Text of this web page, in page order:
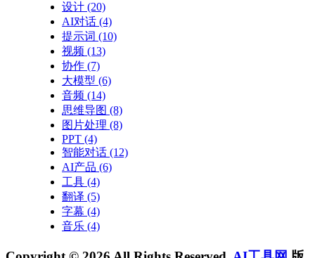
设计 (20)
AI对话 (4)
提示词 (10)
视频 (13)
协作 (7)
大模型 (6)
音频 (14)
思维导图 (8)
图片处理 (8)
PPT (4)
智能对话 (12)
AI产品 (6)
工具 (4)
翻译 (5)
字幕 (4)
音乐 (4)